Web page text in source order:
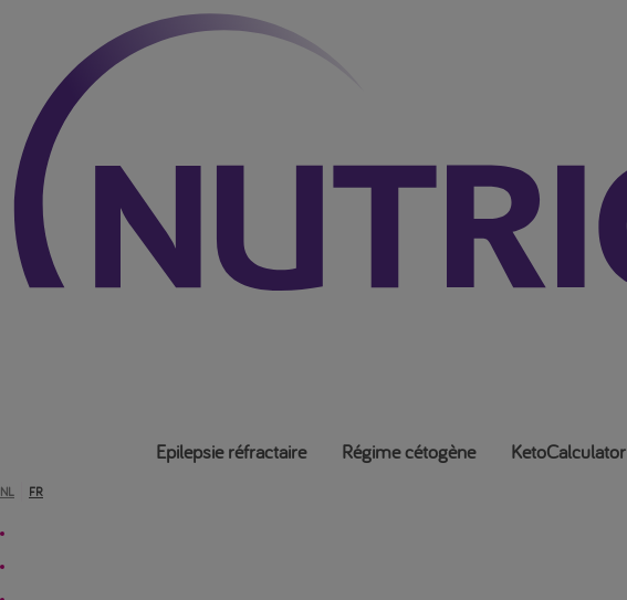
Epilepsie réfractaire Régime cétogène KetoCalculator
NL FR